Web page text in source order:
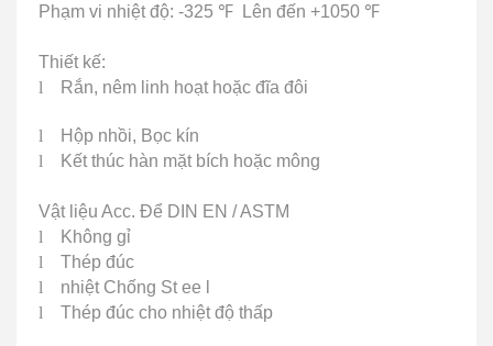
Phạm vi nhiệt độ: -325 ℉ Lên đến +1050 ℉
Thiết kế:
l
Rắn, nêm linh hoạt hoặc đĩa đôi
l
Hộp nhồi, Bọc kín
l
Kết thúc hàn mặt bích hoặc mông
Vật liệu Acc. Để DIN EN / ASTM
l
Không gỉ
l
Thép đúc
l
nhiệt Chống St ee
l
Thép đúc cho nhiệt độ thấp